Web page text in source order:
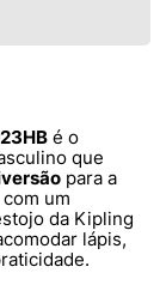
é o
que
para a
com um
da Kipling
lápis,